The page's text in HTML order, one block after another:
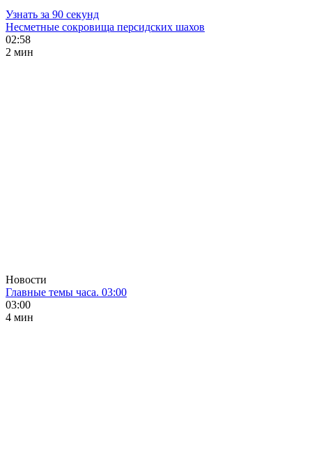
Узнать за 90 секунд
Несметные сокровища персидских шахов
02:58
2 мин
Новости
Главные темы часа. 03:00
03:00
4 мин